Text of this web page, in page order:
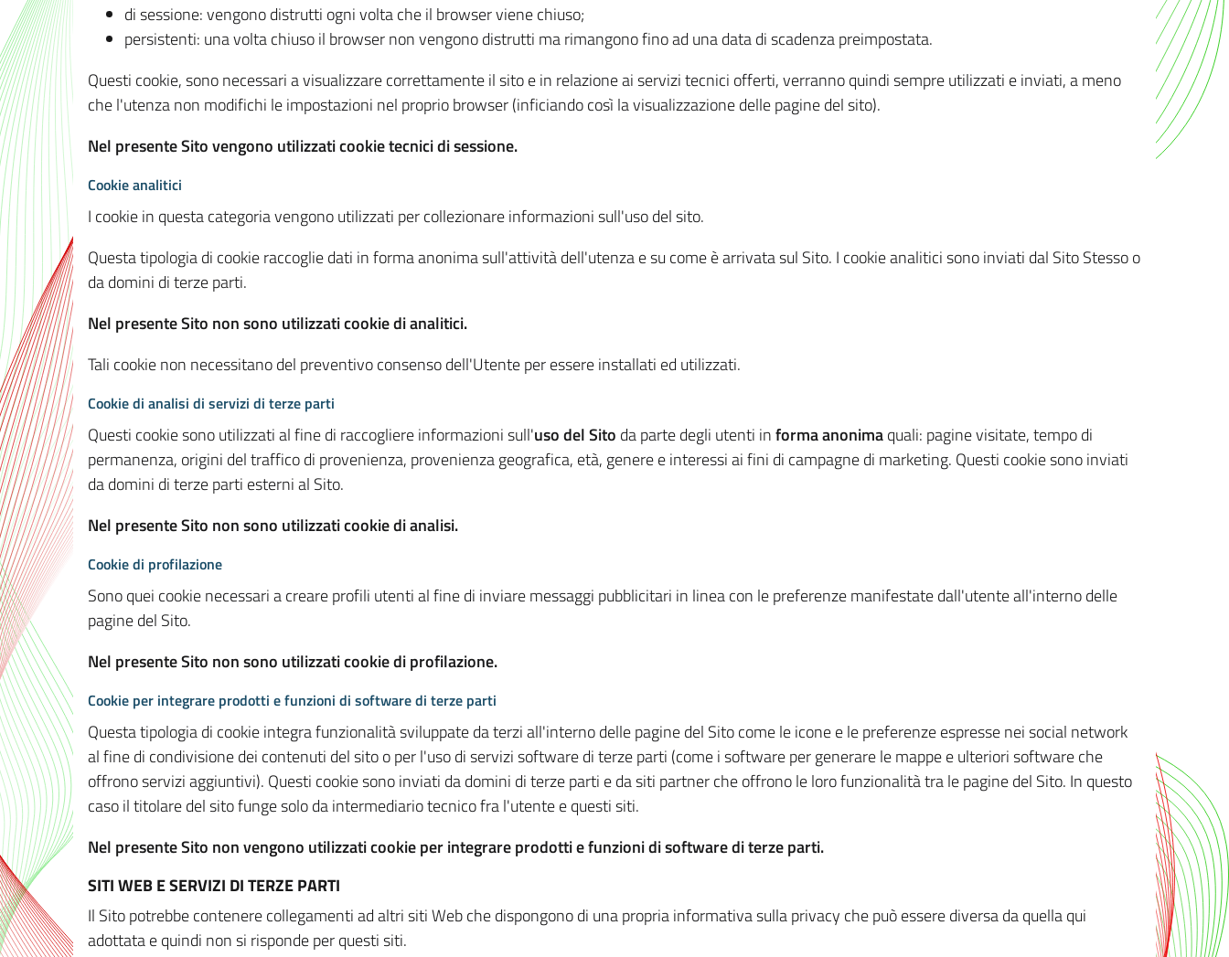
di sessione: vengono distrutti ogni volta che il browser viene chiuso;
persistenti: una volta chiuso il browser non vengono distrutti ma rimangono fino ad una data di scadenza preimpostata.
Questi cookie, sono necessari a visualizzare correttamente il sito e in relazione ai servizi tecnici offerti, verranno quindi sempre utilizzati e inviati, a meno
che l'utenza non modifichi le impostazioni nel proprio browser (inficiando così la visualizzazione delle pagine del sito).
Nel presente Sito vengono utilizzati cookie tecnici di sessione.
Cookie analitici
I cookie in questa categoria vengono utilizzati per collezionare informazioni sull'uso del sito.
Questa tipologia di cookie raccoglie dati in forma anonima sull'attività dell'utenza e su come è arrivata sul Sito. I cookie analitici sono inviati dal Sito Stesso o
da domini di terze parti.
Nel presente Sito non sono utilizzati cookie di analitici.
Tali cookie non necessitano del preventivo consenso dell'Utente per essere installati ed utilizzati.
Cookie di analisi di servizi di terze parti
Questi cookie sono utilizzati al fine di raccogliere informazioni sull'uso del Sito da parte degli utenti informa anonimaquali: pagine visitate, tempo di
permanenza, origini del traffico di provenienza, provenienza geografica, età, genere e interessi ai fini di campagne di marketing. Questi cookie sono inviati
da domini di terze parti esterni al Sito.
Nel presente Sito non sono utilizzati cookie di analisi.
Cookie di profilazione
Sono quei cookie necessari a creare profili utenti al fine di inviare messaggi pubblicitari in linea con le preferenze manifestate dall'utente all'interno delle
pagine del Sito.
Nel presente Sito non sono utilizzati cookie di profilazione.
Cookie per integrare prodotti e funzioni di software di terze parti
Questa tipologia di cookie integra funzionalità sviluppate da terzi all'interno delle pagine del Sito come le icone e le preferenze espresse nei social network
al fine di condivisione dei contenuti del sito o per l'uso di servizi software di terze parti (come i software per generare le mappe e ulteriori software che
offrono servizi aggiuntivi). Questi cookie sono inviati da domini di terze parti e da siti partner che offrono le loro funzionalità tra le pagine del Sito. In questo
caso il titolare del sito funge solo da intermediario tecnico fra l'utente e questi siti.
Nel presente Sito non vengono utilizzati cookie per integrare prodotti e funzioni di software di terze parti.
SITI WEB E SERVIZI DI TERZE PARTI
Il Sito potrebbe contenere collegamenti ad altri siti Web che dispongono di una propria informativa sulla privacy che può essere diversa da quella qui
adottata e quindi non si risponde per questi siti.